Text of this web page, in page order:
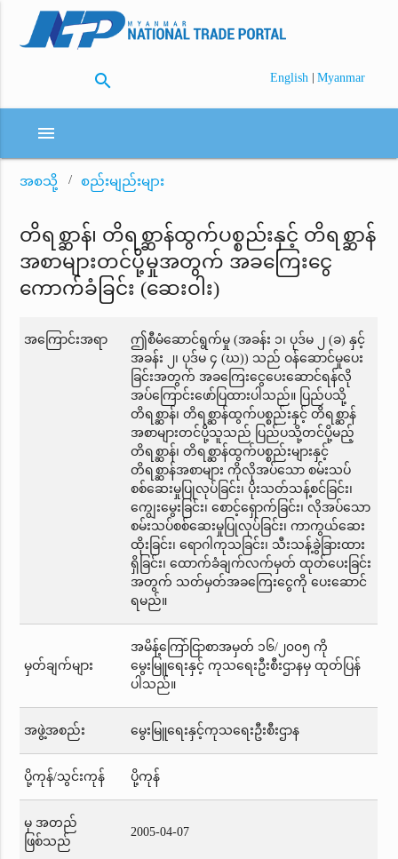
search English | Myanmar
menu
အစသို့ စည်းမျည်းများ
တိရစ္ဆာန်၊ တိရစ္ဆာန်ထွက်ပစ္စည်းနှင့် တိရစ္ဆာန်
အစာများတင်ပို့မှုအတွက် အခကြေးငွေ
ကောက်ခံခြင်း (ဆေးဝါး)
အကြောင်းအရာ
ဤစီမံဆောင်ရွက်မှု (အခန်း ၁၊ ပုဒ်မ ၂ (ခ) နှင့်
အခန်း ၂၊ ပုဒ်မ ၄ (ဃ)) သည် ဝန်ဆောင်မှုပေး
ခြင်းအတွက် အခကြေးငွေပေးဆောင်ရန်လို
အပ်ကြောင်းဖော်ပြထားပါသည်။ ပြည်ပသို့
တိရစ္ဆာန်၊ တိရစ္ဆာန်ထွက်ပစ္စည်းနှင့် တိရစ္ဆာန်
အစာများတင်ပို့သူသည် ပြည်ပသို့တင်ပို့မည့်
တိရစ္ဆာန်၊ တိရစ္ဆာန်ထွက်ပစ္စည်းများနှင့်
တိရစ္ဆာန်အစာများ ကိုလိုအပ်သော စမ်းသပ်
စစ်ဆေးမှုပြုလုပ်ခြင်း၊ ပိုးသတ်သန့်စင်ခြင်း၊
ကျွေးမွေးခြင်း၊ စောင့်ရှောက်ခြင်း၊ လိုအပ်သော
စမ်းသပ်စစ်ဆေးမှုပြုလုပ်ခြင်း၊ ကာကွယ်ဆေး
ထိုးခြင်း၊ ရောဂါကုသခြင်း၊ သီးသန့်ခွဲခြားထား
ရှိခြင်း၊ ထောက်ခံချက်လက်မှတ် ထုတ်ပေးခြင်း
အတွက် သတ်မှတ်အခကြေးငွေကို ပေးဆောင်
ရမည်။
မှတ်ချက်များ
အမိန့်ကြော်ငြာစာအမှတ် ၁၆/၂၀၀၅ ကို
မွေးမြူရေးနှင့် ကုသရေးဦးစီးဌာနမှ ထုတ်ပြန်
ပါသည်။
အဖွဲ့အစည်း မွေးမြူရေးနှင့်ကုသရေးဦးစီးဌာန
ပို့ကုန်/သွင်းကုန် ပို့ကုန်
မှ အတည်
ဖြစ်သည်
2005-04-07